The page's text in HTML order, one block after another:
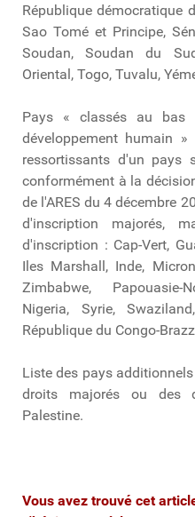
République démocratique
Sao Tomé et Principe,
Soudan, Soudan du
Oriental, Togo, Tuvalu,
Pays « classés au bas
développement humain
ressortissants d'un pays
conformément à la
de l'ARES du 4 décembre
d'inscription majorés,
d'inscription : Cap-Vert,
Iles Marshall, Inde,
Zimbabwe, Papouasie-
Nigeria, Syrie,
République du Congo-
Liste des pays
droits majorés ou des
Palestine.
Vous avez trouvé cet